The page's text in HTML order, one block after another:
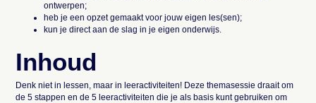
ontwerpen;
heb je een opzet gemaakt voor jouw eigen les(sen);
kun je direct aan de slag in je eigen onderwijs.
Inhoud
Denk niet in lessen, maar in leeractiviteiten! Deze themasessie draait om
de 5 stappen en de 5 leeractiviteiten die je als basis kunt gebruiken om